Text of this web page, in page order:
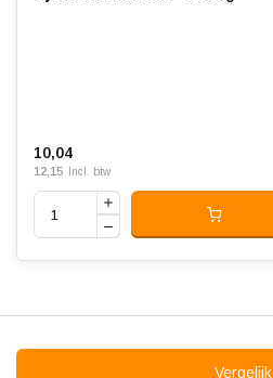
10,04
12,15 Incl. btw
Vergelijk